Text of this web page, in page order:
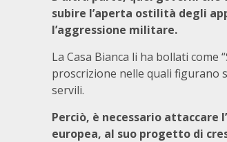
subire l’aperta ostilità degli
l’aggressione militare.
La Casa Bianca li ha bollati come
proscrizione nelle quali figurano
servili.
Perciò, è necessario attaccare
europea, al suo progetto di